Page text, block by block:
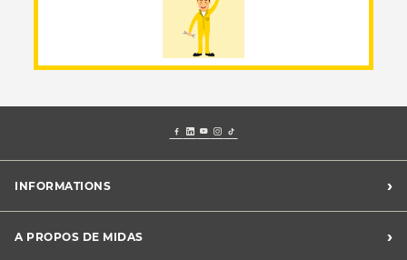
INFORMATIONS ›
Charte des cookies
A PROPOS DE MIDAS ›